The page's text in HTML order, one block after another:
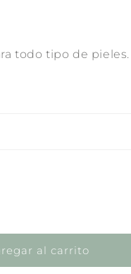
todo tipo de pieles.
al carrito